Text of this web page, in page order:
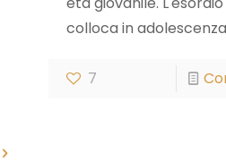
colloca in
7